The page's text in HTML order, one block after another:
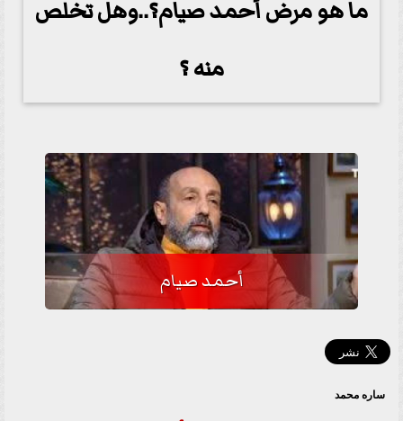
ما هو مرض أحمد صيام؟..وهل تخلص
منه ؟
أحمد صيام
ساره محمد